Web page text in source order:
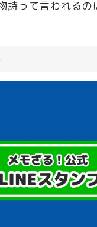
詩って言われるの